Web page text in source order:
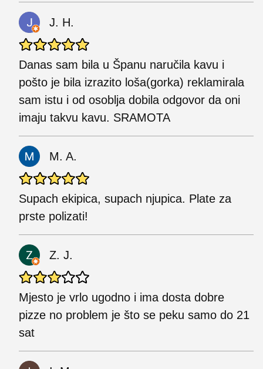
J. H.
Danas sam bila u Španu naručila kavu i
pošto je bila izrazito loša(gorka) reklamirala
sam istu i od osoblja dobila odgovor da oni
imaju takvu kavu. SRAMOTA
M. A.
Supach ekipica, supach njupica. Plate za
prste polizati!
Z. J.
Mjesto je vrlo ugodno i ima dosta dobre
pizze no problem je što se peku samo do 21
sat